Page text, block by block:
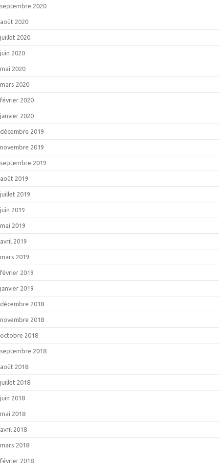
septembre 2020
août 2020
juillet 2020
juin 2020
mai 2020
mars 2020
février 2020
janvier 2020
décembre 2019
novembre 2019
septembre 2019
août 2019
juillet 2019
juin 2019
mai 2019
avril 2019
mars 2019
février 2019
janvier 2019
décembre 2018
novembre 2018
octobre 2018
septembre 2018
août 2018
juillet 2018
juin 2018
mai 2018
avril 2018
mars 2018
février 2018